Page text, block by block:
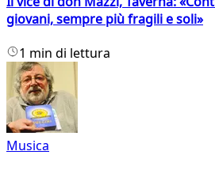
giovani, sempre più fragili e soli»
1 min di lettura
Musica